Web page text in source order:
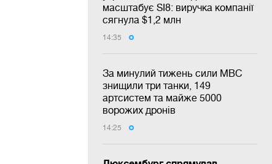
масштабує SI8: виручка компанії
сягнула $1,2 млн
14:35
За минулий тижень сили МВС
знищили три танки, 149
артсистем та майже 5000
ворожих дронів
14:25